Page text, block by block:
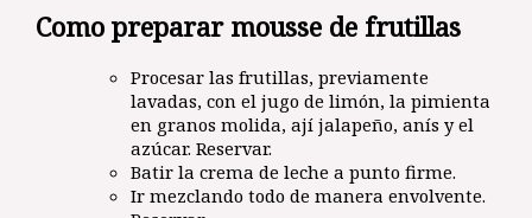
Como preparar mousse de frutillas
Procesar las frutillas, previamente
lavadas, con el jugo de limón, la pimienta
en granos molida, ají jalapeño, anís y el
azúcar. Reservar.
Batir la crema de leche a punto firme.
Ir mezclando todo de manera envolvente.